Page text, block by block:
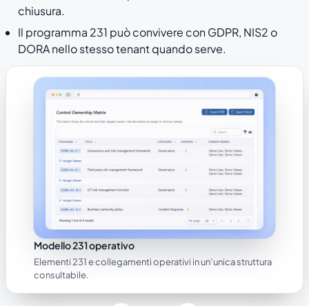
chiusura.
Il programma 231 può convivere con GDPR, NIS2 o
DORA nello stesso tenant quando serve.
Modello 231 operativo
Elementi 231 e collegamenti operativi in un’unica struttura
consultabile.